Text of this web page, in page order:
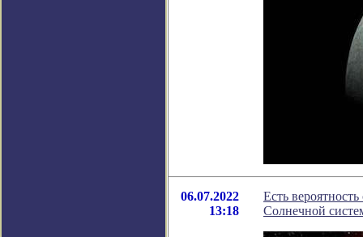
06.07.2022
13:18
Есть
Солнечной